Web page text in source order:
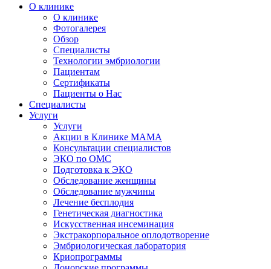
О клинике
О клинике
Фотогалерея
Обзор
Специалисты
Технологии эмбриологии
Пациентам
Сертификаты
Пациенты о Нас
Специалисты
Услуги
Услуги
Акции в Клинике МАМА
Консультации специалистов
ЭКО по ОМС
Подготовка к ЭКО
Обследование женщины
Обследование мужчины
Лечение бесплодия
Генетическая диагностика
Искусственная инсеминация
Экстракорпоральное оплодотворение
Эмбриологическая лаборатория
Криопрограммы